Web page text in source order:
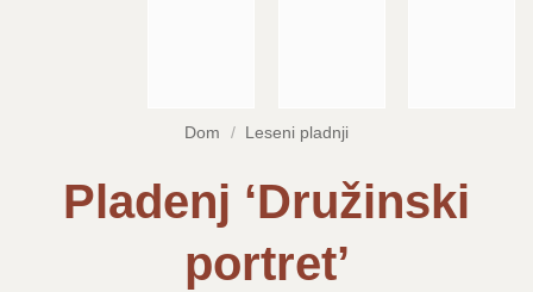
Dom / Leseni pladnji
Pladenj ‘Družinski
portret’